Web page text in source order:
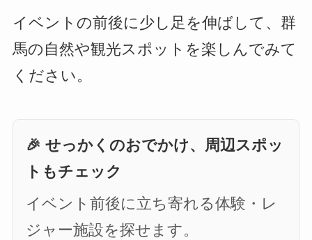
イベントの前後に少し足を伸ばして、群
馬の自然や観光スポットを楽しんでみて
ください。
🎉 せっかくのおでかけ、周辺スポッ
トもチェック
イベント前後に立ち寄れる体験・レ
ジャー施設を探せます。